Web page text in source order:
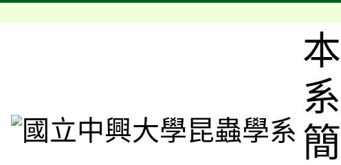
本
系
簡